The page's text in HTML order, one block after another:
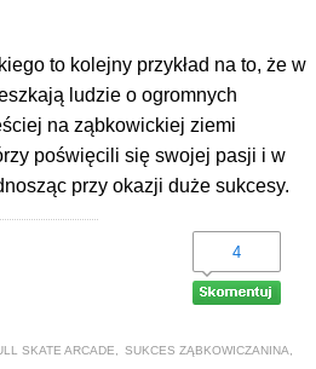
to kolejny przykład na to, że w
ludzie o ogromnych
na ząbkowickiej ziemi
poświęcili się swojej pasji i w
przy okazji duże sukcesy.
4
SKATE ARCADE SUKCES ZĄBKOWICZANINA